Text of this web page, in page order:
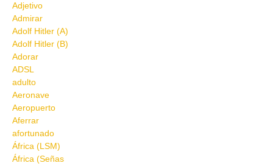
Adjetivo
Admirar
Adolf Hitler (A)
Adolf Hitler (B)
Adorar
ADSL
adulto
Aeronave
Aeropuerto
Aferrar
afortunado
África (LSM)
África (Señas